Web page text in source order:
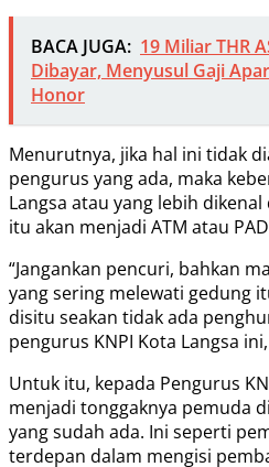
BACA JUGA: 19 Miliar THR
Dibayar, Menyusul Gaji
Honor
Menurutnya, jika hal ini tidak
pengurus yang ada, maka
Langsa atau yang lebih
itu akan menjadi ATM atau
“Jangankan pencuri, bahkan
yang sering melewati gedung
disitu seakan tidak ada
pengurus KNPI Kota Langsa
Untuk itu, kepada Pengurus
menjadi tonggaknya pemuda
yang sudah ada. Ini seperti
terdepan dalam mengisi